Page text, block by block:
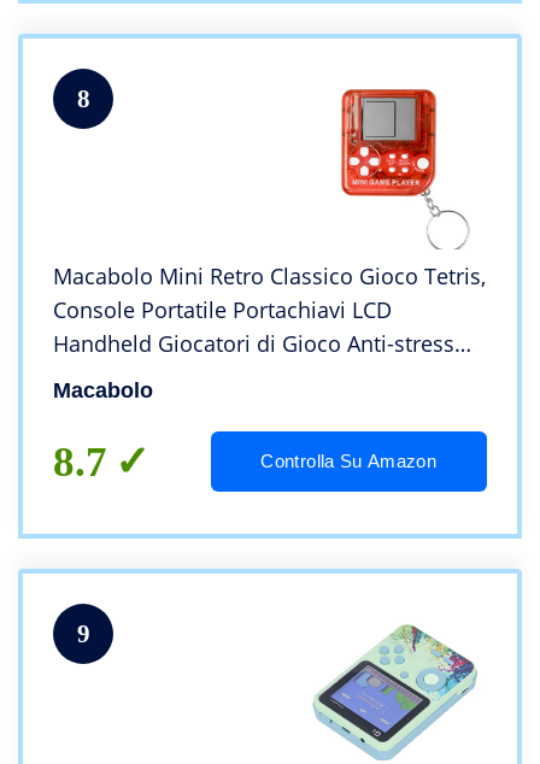
8
Macabolo Mini Retro Classico Gioco Tetris,
Console Portatile Portachiavi LCD
Handheld Giocatori di Gioco Anti-stress
Giocattoli Elettronici Portachiavi
Macabolo
8.7 Controlla Su Amazon
9